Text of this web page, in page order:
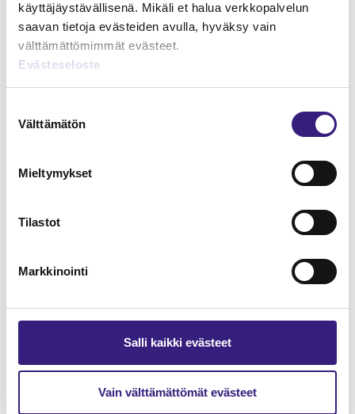
käyttäjäystävällisenä. Mikäli et halua verkkopalvelun
saavan tietoja evästeiden avulla, hyväksy vain
välttämättömimmät evästeet.
Evästeseloste
valinta
Välttämätön
Mieltymykset
Tilastot
Markkinointi
Salli kaikki evästeet
Vain välttämättömät evästeet
Lue Tilisanomien
TILAA TÄSTÄ